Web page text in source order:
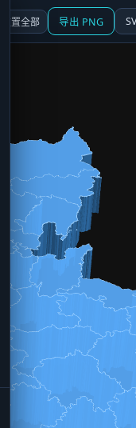
重置全部 导出 PNG